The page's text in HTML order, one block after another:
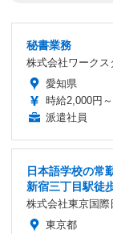
秘書業務
株式会社ワークス
愛知県
時給2,000円～
派遣社員
日本語学校の常
新宿三丁目駅徒
株式会社東京国際
東京都